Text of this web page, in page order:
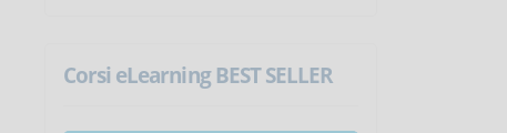
Corsi eLearning BEST SELLER